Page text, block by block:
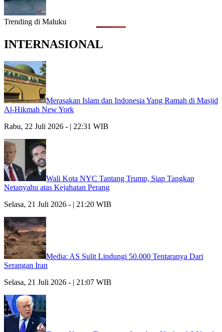
Trending di Maluku
INTERNASIONAL
Merasakan Islam dan Indonesia Yang Ramah di Masjid
Al-Hikmah New York
Rabu, 22 Juli 2026 - | 22:31 WIB
Wali Kota NYC Tantang Trump, Siap Tangkap
Netanyahu atas Kejahatan Perang
Selasa, 21 Juli 2026 - | 21:20 WIB
Media: AS Sulit Lindungi 50.000 Tentaranya Dari
Serangan Iran
Selasa, 21 Juli 2026 - | 21:07 WIB